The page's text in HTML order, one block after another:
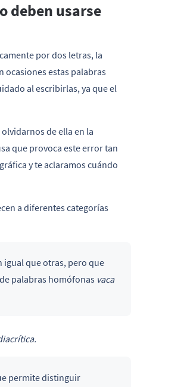
deben usarse
por dos letras, la
ocasiones estas palabras
al escribirlas, ya que el
de ella en la
que provoca este error tan
y te aclaramos cuándo
a diferentes categorías
igual que otras, pero que
palabras homófonas vaca
permite distinguir